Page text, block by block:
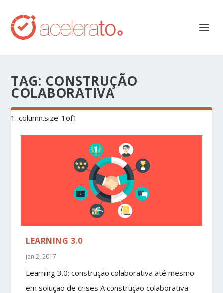
TAG: CONSTRUÇÃO
COLABORATIVA
LEARNING 3.0
jan 2, 2017
Learning 3.0: construção colaborativa até mesmo
em solução de crises A construção colaborativa